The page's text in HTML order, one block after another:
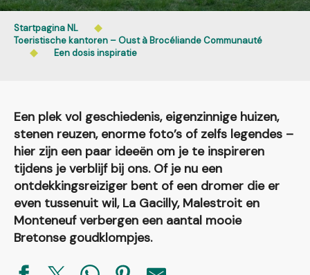
Startpagina NL
Toeristische kantoren – Oust à Brocéliande Communauté
Een dosis inspiratie
Een plek vol geschiedenis, eigenzinnige huizen,
stenen reuzen, enorme foto’s of zelfs legendes –
hier zijn een paar ideeën om je te inspireren
tijdens je verblijf bij ons. Of je nu een
ontdekkingsreiziger bent of een dromer die er
even tussenuit wil, La Gacilly, Malestroit en
Monteneuf verbergen een aantal mooie
Bretonse goudklompjes.